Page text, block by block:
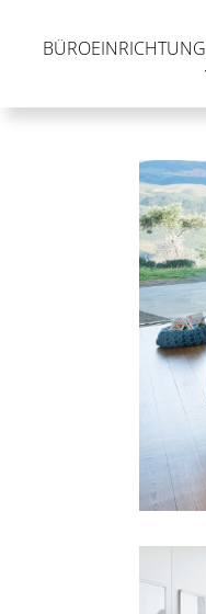
BÜROEINRICHTUNG